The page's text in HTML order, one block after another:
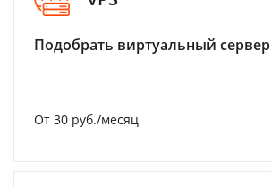
Подобрать виртуальный сервер
От 30 руб./месяц